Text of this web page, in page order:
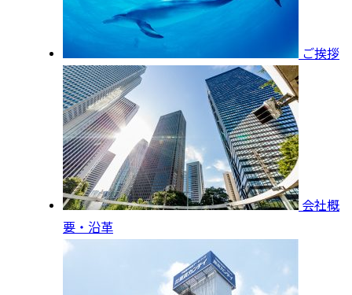
ご挨拶
会社概
要・沿革